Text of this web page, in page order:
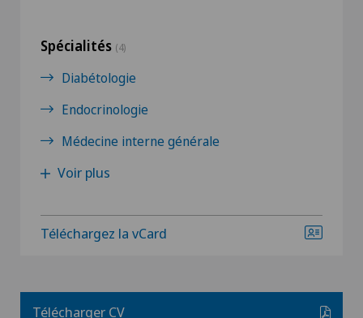
Spécialités (4)
Diabétologie
Endocrinologie
Médecine interne générale
Voir plus
Téléchargez la vCard
Télécharger CV